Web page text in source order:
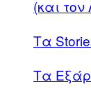
(και
Τα
Τα